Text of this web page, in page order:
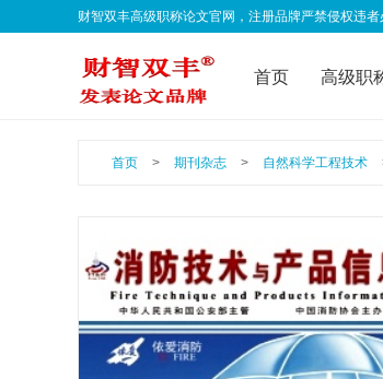
财智双丰高级职称论文官网，注册品牌严禁侵权违
首页 高级职
联系我们 公
首页 > 期刊杂志 > 自然科学工程技术